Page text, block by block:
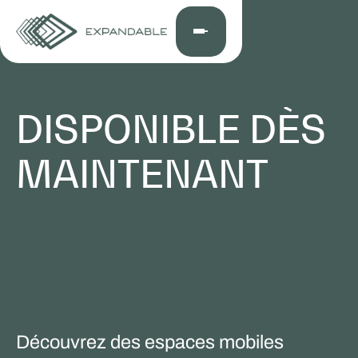
DISPONIBLE DÈS
MAINTENANT
Découvrez des espaces mobiles